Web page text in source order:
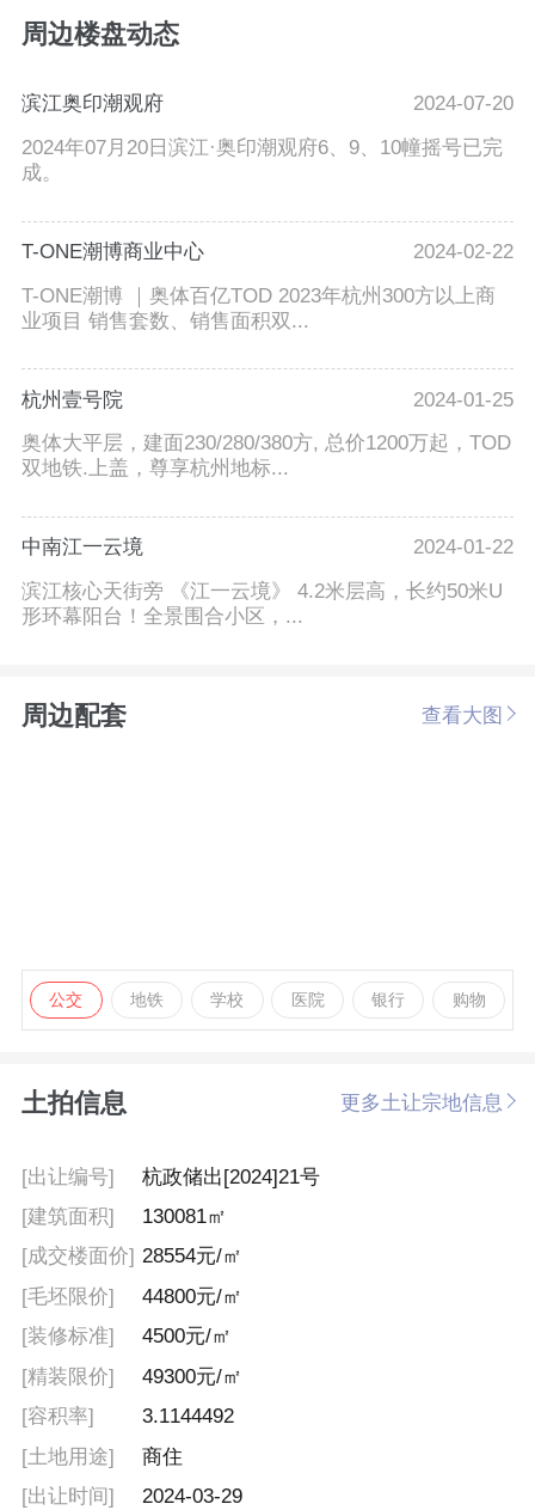
周边楼盘动态
滨江奥印潮观府
2024-07-20
2024年07月20日滨江·奥印潮观府6、9、10幢摇号已完
成。
T-ONE潮博商业中心
2024-02-22
T-ONE潮博 ｜奥体百亿TOD 2023年杭州300方以上商
业项目 销售套数、销售面积双...
杭州壹号院
2024-01-25
奥体大平层，建面230/280/380方, 总价1200万起，TOD
双地铁.上盖，尊享杭州地标...
中南江一云境
2024-01-22
滨江核心天街旁 《江一云境》 4.2米层高，长约50米U
形环幕阳台！全景围合小区，...
周边配套 查看大图
公交 地铁 学校 医院 银行 购物
土拍信息 更多土让宗地信息
[出让编号]
杭政储出[2024]21号
[建筑面积]
130081㎡
[成交楼面价] 28554元/㎡
[毛坯限价]
44800元/㎡
[装修标准]
4500元/㎡
[精装限价]
49300元/㎡
[容积率]
3.1144492
[土地用途]
商住
[出让时间]
2024-03-29